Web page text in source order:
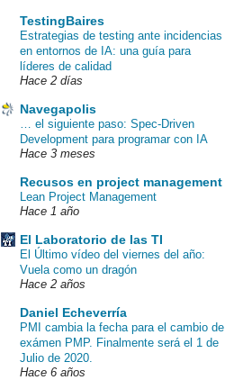
TestingBaires
Estrategias de testing ante incidencias
en entornos de IA: una guía para
líderes de calidad
Hace 2 días
Navegapolis
… el siguiente paso: Spec-Driven
Development para programar con IA
Hace 3 meses
Recusos en project management
Lean Project Management
Hace 1 año
El Laboratorio de las TI
El Último vídeo del viernes del año:
Vuela como un dragón
Hace 2 años
Daniel Echeverría
PMI cambia la fecha para el cambio de
exámen PMP. Finalmente será el 1 de
Julio de 2020.
Hace 6 años